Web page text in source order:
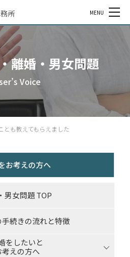
MENU
離婚・男女問題
Voice
とも教えてもらえました
お考えの方へ
男女問題 TOP
続きの流れと特徴
をしたいと
考えの方へ